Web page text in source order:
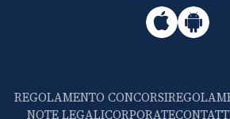
REGOLAMENTO CONCORSI
NOTE LEGALICORPORATE